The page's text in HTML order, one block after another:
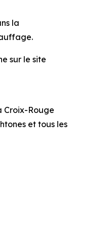
la
sur le site
Croix-Rouge
et tous les